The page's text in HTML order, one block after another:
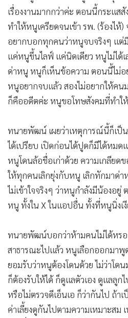
เรื่องงานมากกว่าค่ะ ตอนนี้กระแ
ทำให้หนูเครียดจนเข้า รพ. (ร้องไ
อยากบอกทุกคนว่าหนูจบจริงๆ แต่
แค่หนูขึ้นไลฟ์ แค่นิดเดียว หนูไม่ได้
ด่าหนู หนูก็เห็นข้อความ ตอนนี้ไม่
หนูอยากจบแล้ว สองไม่อยากให้ค
ก็คืออดีตค่ะ หนูขอโทษสังคมที่ทำให้
ทนายพัฒน์ เผยว่าเหตุการณ์นี้ก็เป็
ได้เปรียบ เปิดก่อนได้ปูดก็มีได้หมด
หนูโดนล้อชื่อเก่าด้วย ความเกลียด
ให้ทุกคนเลิกยุ่งกับหนู เลิกทักมาด่
ไม่เข้าใจจริงๆ ว่าหนูกำลังมีน้องอ
หนู ทั้งใน X ในแอปอื่น ทั้งที่หนูนิ่งเ
ทนายพัฒน์บอกว่าห้ามคนไม่ได้หร
สาธารณะไปแล้ว หนูเลือกออกมาพู
ยอมรับว่าหนูต้องโดนด้วย ไม่ว่าโด
ก็ต้องรับให้ได้ ก็ดูแลตัวเอง ดูแลลูก
หรือไม่ตรวจดีเอ็นเอ ก็ว่ากันไป ถ้า
ค่าเลี้ยงดูกันไปตามความเหมาะสม